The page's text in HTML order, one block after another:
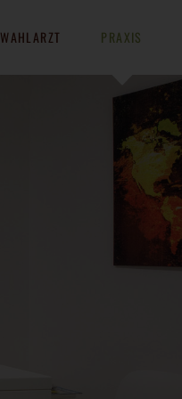
WAHLARZT PRAXIS